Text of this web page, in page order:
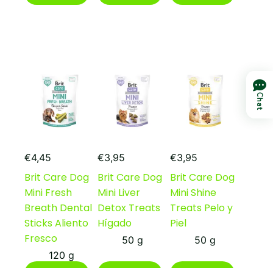
€4,45
Brit Care Dog
Mini Fresh
Breath Dental
Sticks Aliento
Fresco
120 g
€3,95
Brit Care Dog
Mini Liver
Detox Treats
Hígado
50 g
€3,95
Brit Care Dog
Mini Shine
Treats Pelo y
Piel
50 g
Chat